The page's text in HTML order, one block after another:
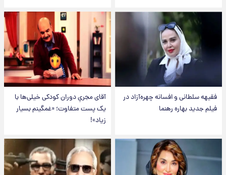
فقیهه سلطانی و افسانه چهره‌آزاد در
فیلم جدید بهاره رهنما
آقای مجریِ دوران کودکی خیلی‌ها با
یک پست متفاوت؛ «غمگینم بسیار
زیاد»!